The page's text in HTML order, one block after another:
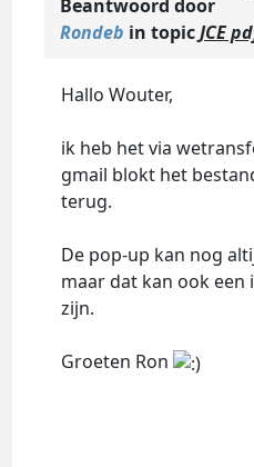
Beantwoord door
Rondeb in topicJCE
Hallo Wouter,
ik heb het via
gmail blokt het
terug.
De pop-up kan nog
maar dat kan ook een
zijn.
Groeten Ron